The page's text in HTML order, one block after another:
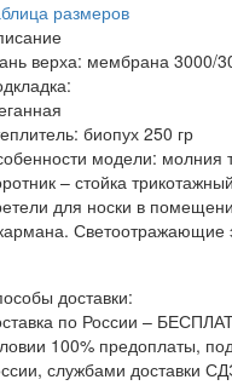
размеров
верха: мембрана 3000/
биопух 250 гр
модели: молния
– стойка
для носки в
Светоотражающие
доставки:
по России –
100% предоплаты,
службами доставки